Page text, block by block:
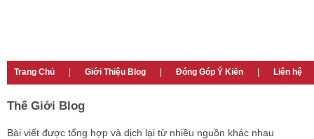
Trang Chủ Giới Thiệu Blog Đóng Góp Ý Kiến Liên hệ
Thế Giới Blog
Bài viết được tổng hợp và dịch lại từ nhiều nguồn khác nhau